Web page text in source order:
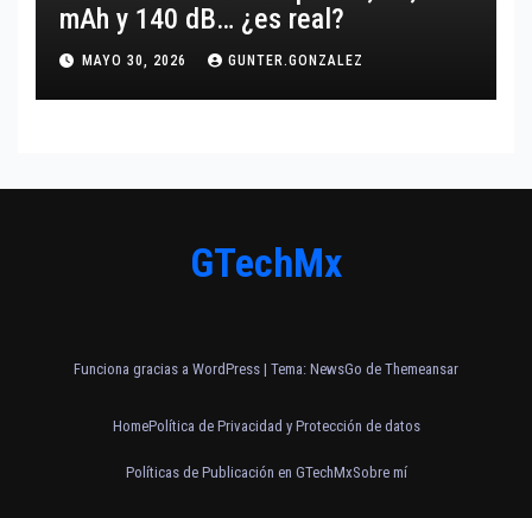
mAh y 140 dB… ¿es real?
MAYO 30, 2026 GUNTER.GONZALEZ
GTechMx
Funciona gracias a WordPress | Tema: NewsGo de Themeansar
HomePolítica de Privacidad y Protección de datos
Políticas de Publicación en GTechMxSobre mí